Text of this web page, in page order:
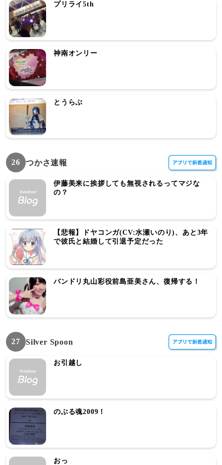
プリライ5th
神南オンリー
とうらぶ
26 つかさ速報
伊藤美来に挨拶しても無視されるってマジな
の？
【悲報】ドヤコンガ(CV:水瀬いのり)、あと3年
で彼氏と結婚して引退予定だった
バンドリ丸山彩役前島亜美さん、復帰する！
27 Silver Spoon
お引越し
のぶる魂2009！
おっ